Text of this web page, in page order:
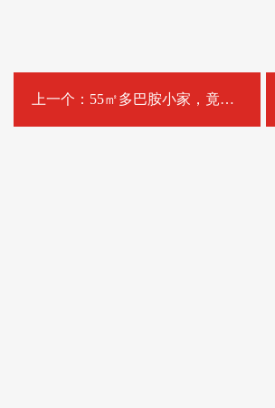
上一个：55㎡多巴胺小家，竟然有迷你小酒馆？！